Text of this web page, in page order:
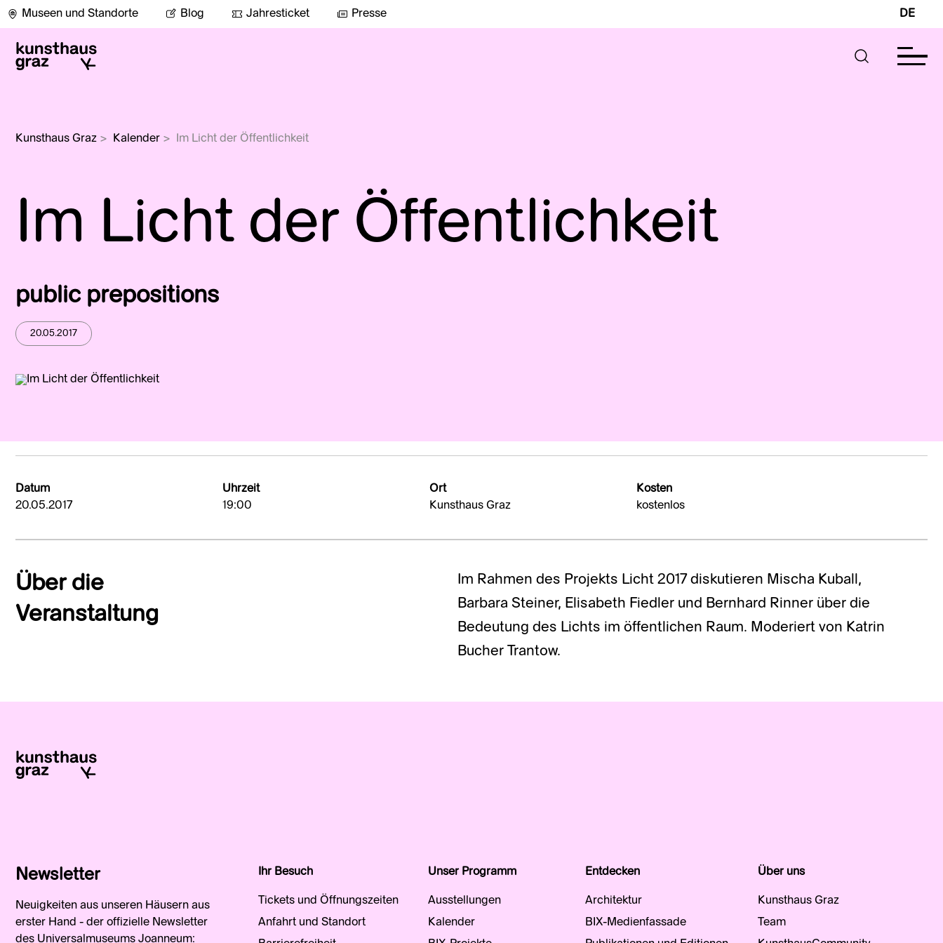
Museen und Standorte Blog Jahresticket Presse DE
Kunsthaus Graz > Kalender > Im Licht der Öffentlichkeit
Im Licht der Öffentlichkeit
public prepositions
20.05.2017
Datum
20.05.2017
Uhrzeit
19:00
Ort
Kunsthaus Graz
Kosten
kostenlos
Über die
Veranstaltung
Im Rahmen des Projekts Licht 2017 diskutieren Mischa Kuball,
Barbara Steiner, Elisabeth Fiedler und Bernhard Rinner über die
Bedeutung des Lichts im öffentlichen Raum. Moderiert von Katrin
Bucher Trantow.
Newsletter
Neuigkeiten aus unseren Häusern aus
erster Hand - der offizielle Newsletter
des Universalmuseums Joanneum:
Ihr Besuch
Tickets und Öffnungszeiten
Anfahrt und Standort
Unser Programm
Ausstellungen
Kalender
Entdecken
Architektur
BIX-Medienfassade
Über uns
Kunsthaus Graz
Team